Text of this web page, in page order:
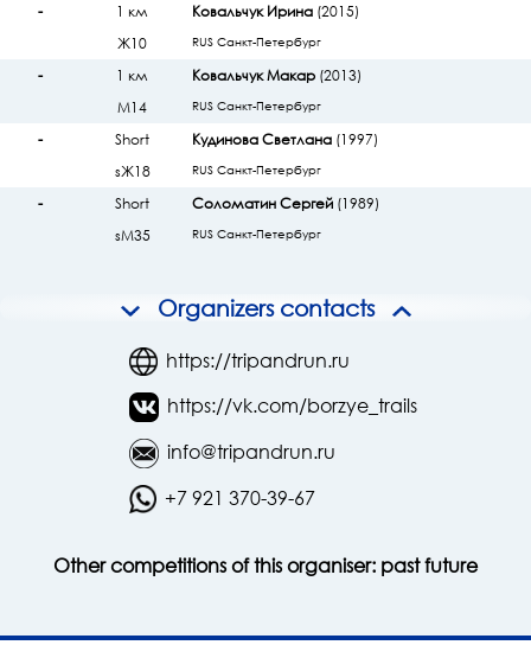
-
1 км
Ж10
Ковальчук Ирина(2015)
RUS Санкт-Петербург
-
1 км
М14
Ковальчук Макар(2013)
RUS Санкт-Петербург
-
Short
sЖ18
Кудинова Светлана(1997)
RUS Санкт-Петербург
-
Short
sМ35
Соломатин Сергей(1989)
RUS Санкт-Петербург
Organizers contacts
https://tripandrun.ru
https://vk.com/borzye_trails
info@tripandrun.ru
+7 921 370-39-67
Other competitions of this organiser: pastfuture